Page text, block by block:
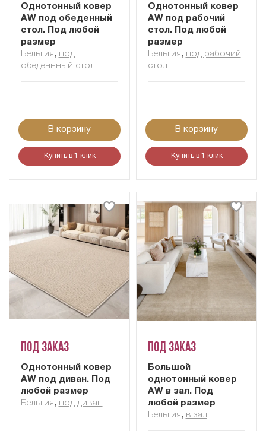
Однотонный ковер
AW под обеденный
стол. Под любой
размер
Бельгия , под
обеденнный стол
В корзину
Купить в 1 клик
Однотонный ковер
AW под рабочий
стол. Под любой
размер
Бельгия , под рабочий
стол
В корзину
Купить в 1 клик
Под заказ
Однотонный ковер
AW под диван. Под
любой размер
Бельгия , под диван
Под заказ
Большой
однотонный ковер
AW в зал. Под
любой размер
Бельгия , в зал